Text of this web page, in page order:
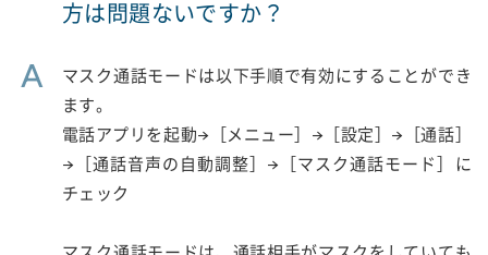
方は問題ないですか？
A
マスク通話モードは以下手順で有効にすることができ
ます。
電話アプリを起動→［メニュー］→［設定］→［通話］
→［通話音声の自動調整］→［マスク通話モード］に
チェック